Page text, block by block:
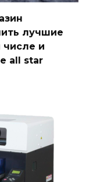
лучшие
и
all star